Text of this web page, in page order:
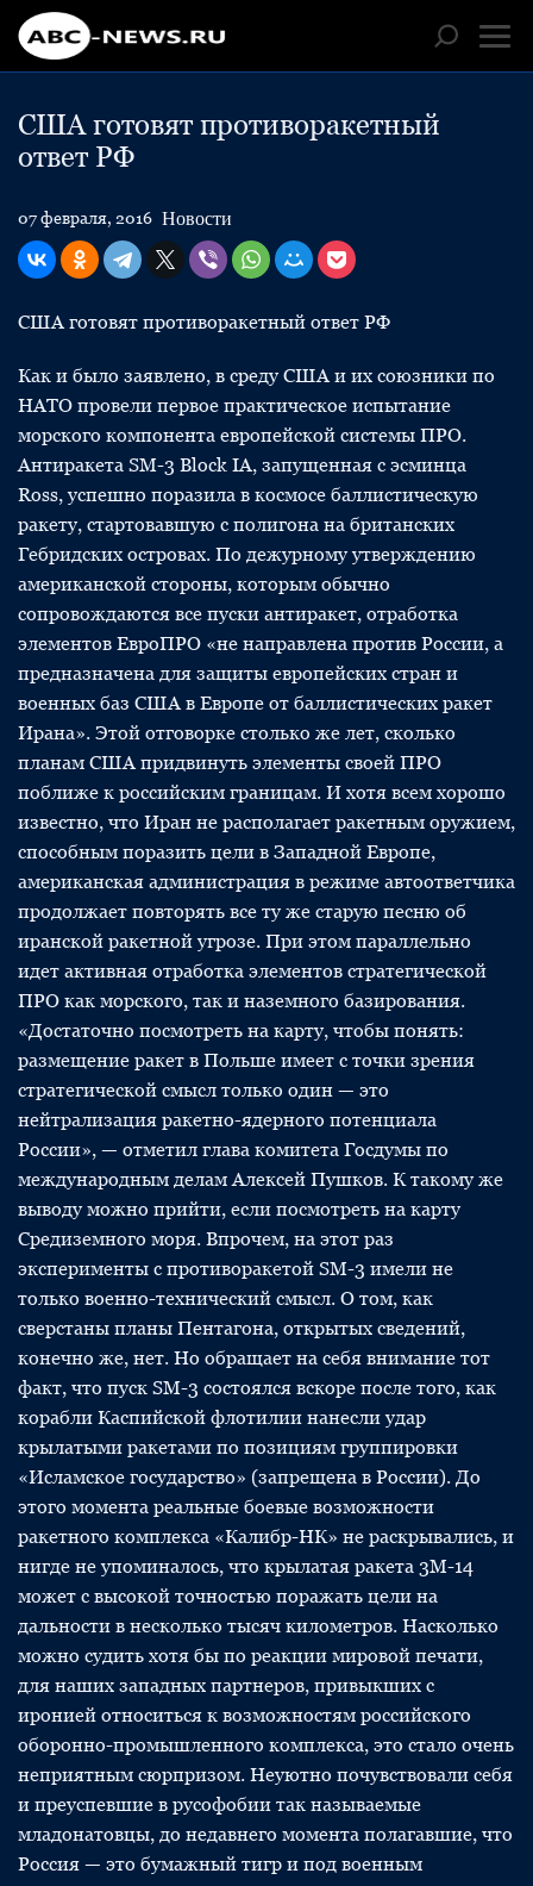
США готовят противоракетный
ответ РФ
07 февраля, 2016 Новости
США готовят противоракетный ответ РФ
Как и было заявлено, в среду США и их союзники по
НАТО провели первое практическое испытание
морского компонента европейской системы ПРО.
Антиракета SM-3 Block IA, запущенная с эсминца
Ross, успешно поразила в космосе баллистическую
ракету, стартовавшую с полигона на британских
Гебридских островах. По дежурному утверждению
американской стороны, которым обычно
сопровождаются все пуски антиракет, отработка
элементов ЕвроПРО «не направлена против России, а
предназначена для защиты европейских стран и
военных баз США в Европе от баллистических ракет
Ирана». Этой отговорке столько же лет, сколько
планам США придвинуть элементы своей ПРО
поближе к российским границам. И хотя всем хорошо
известно, что Иран не располагает ракетным оружием,
способным поразить цели в Западной Европе,
американская администрация в режиме автоответчика
продолжает повторять все ту же старую песню об
иранской ракетной угрозе. При этом параллельно
идет активная отработка элементов стратегической
ПРО как морского, так и наземного базирования.
«Достаточно посмотреть на карту, чтобы понять:
размещение ракет в Польше имеет с точки зрения
стратегической смысл только один — это
нейтрализация ракетно-ядерного потенциала
России», — отметил глава комитета Госдумы по
международным делам Алексей Пушков. К такому же
выводу можно прийти, если посмотреть на карту
Средиземного моря. Впрочем, на этот раз
эксперименты с противоракетой SM-3 имели не
только военно-технический смысл. О том, как
сверстаны планы Пентагона, открытых сведений,
конечно же, нет. Но обращает на себя внимание тот
факт, что пуск SM-3 состоялся вскоре после того, как
корабли Каспийской флотилии нанесли удар
крылатыми ракетами по позициям группировки
«Исламское государство» (запрещена в России). До
этого момента реальные боевые возможности
ракетного комплекса «Калибр-НК» не раскрывались, и
нигде не упоминалось, что крылатая ракета 3М-14
может с высокой точностью поражать цели на
дальности в несколько тысяч километров. Насколько
можно судить хотя бы по реакции мировой печати,
для наших западных партнеров, привыкших с
иронией относиться к возможностям российского
оборонно-промышленного комплекса, это стало очень
неприятным сюрпризом. Неуютно почувствовали себя
и преуспевшие в русофобии так называемые
младонатовцы, до недавнего момента полагавшие, что
Россия — это бумажный тигр и под военным